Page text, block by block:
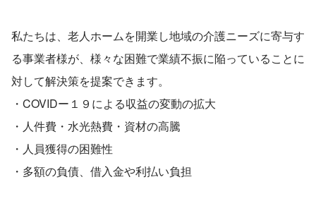
私たちは、老人ホームを開業し地域の介護ニーズに寄与す
る事業者様が、様々な困難で業績不振に陥っていることに
対して解決策を提案できます。
・COVIDー１９による収益の変動の拡大
・人件費・水光熱費・資材の高騰
・人員獲得の困難性
・多額の負債、借入金や利払い負担